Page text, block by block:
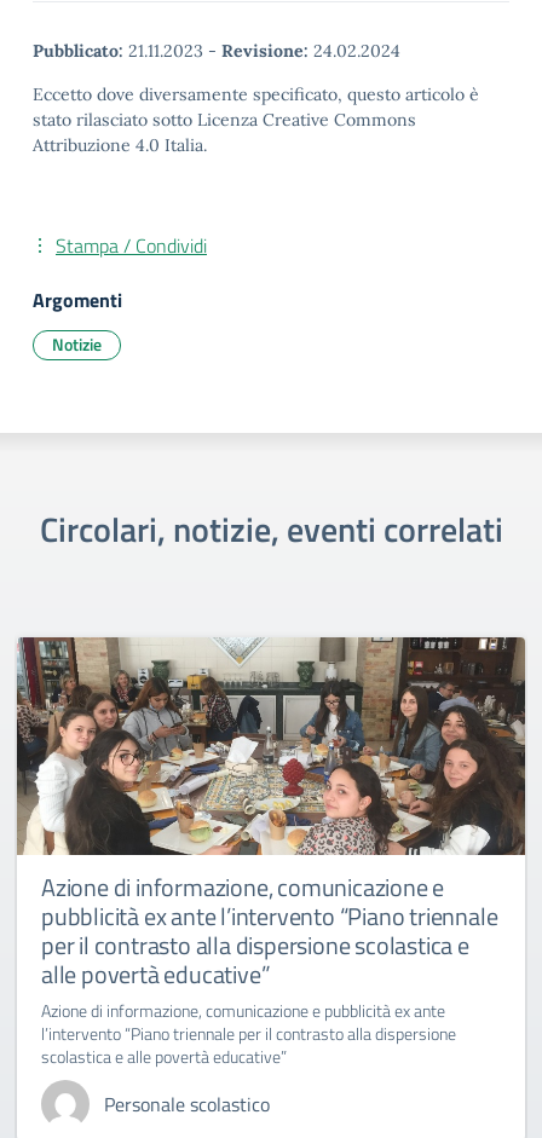
Pubblicato: 21.11.2023 - Revisione: 24.02.2024
Eccetto dove diversamente specificato, questo articolo è
stato rilasciato sotto Licenza Creative Commons
Attribuzione 4.0 Italia.
Stampa / Condividi
Argomenti
Notizie
Circolari, notizie, eventi correlati
Azione di informazione, comunicazione e
pubblicità ex ante l’intervento “Piano triennale
per il contrasto alla dispersione scolastica e
alle povertà educative”
Azione di informazione, comunicazione e pubblicità ex ante
l’intervento “Piano triennale per il contrasto alla dispersione
scolastica e alle povertà educative”
Personale scolastico